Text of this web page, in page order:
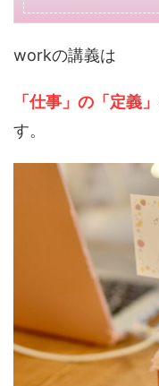
workの講義は
「仕事」の「定義」
す。